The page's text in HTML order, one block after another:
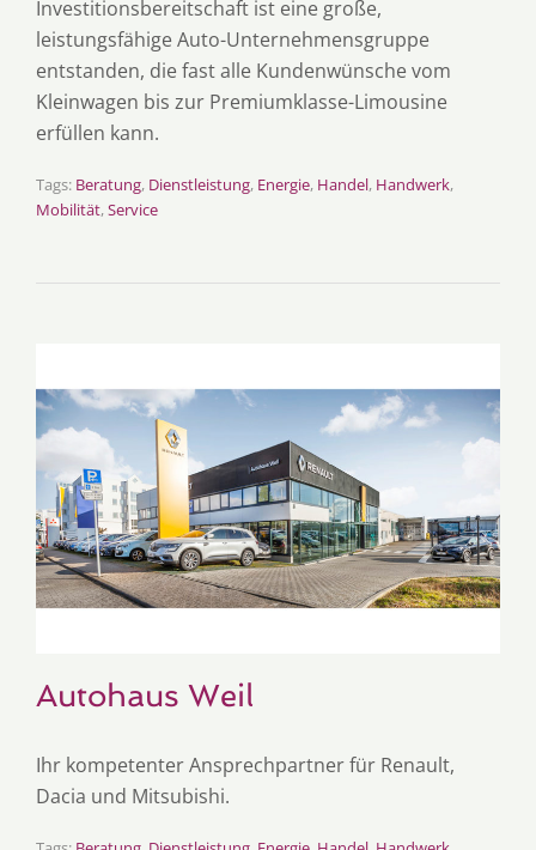
Investitionsbereitschaft ist eine große,
leistungsfähige Auto-Unternehmensgruppe
entstanden, die fast alle Kundenwünsche vom
Kleinwagen bis zur Premiumklasse-Limousine
erfüllen kann.
Tags: Beratung, Dienstleistung, Energie, Handel, Handwerk,
Mobilität,Service
Autohaus Weil
Ihr kompetenter Ansprechpartner für Renault,
Dacia und Mitsubishi.